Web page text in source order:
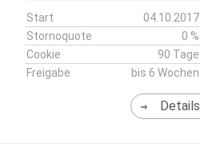
Start
04.10.2017
Stornoquote
0 %
Cookie
90 Tage
Freigabe
bis 6 Wochen
Details